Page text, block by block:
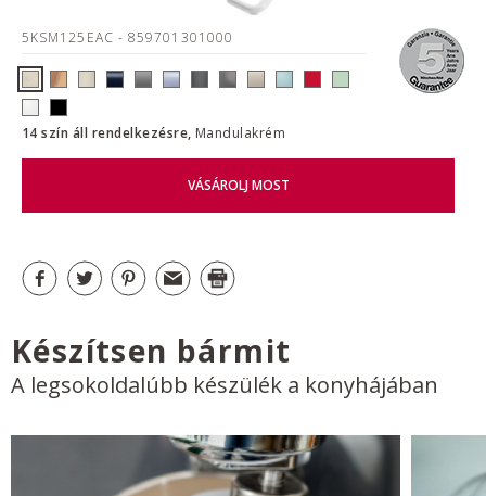
5KSM125EAC - 859701301000
14 szín áll rendelkezésre, Mandulakrém
VÁSÁROLJ MOST
Készítsen bármit
A legsokoldalúbb készülék a konyhájában